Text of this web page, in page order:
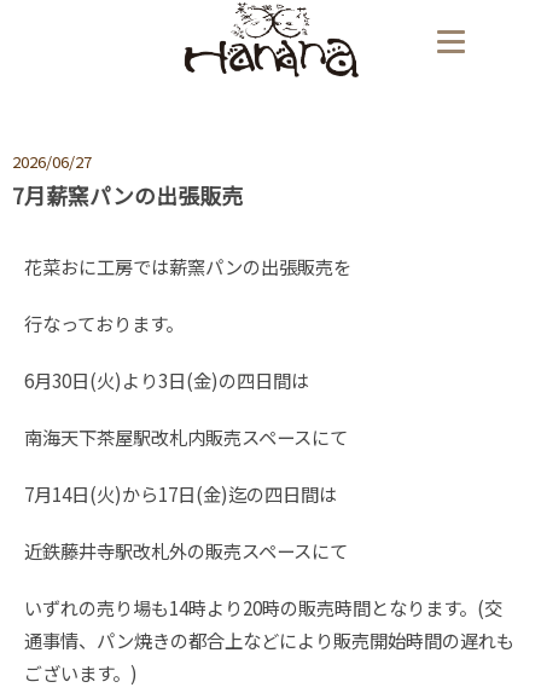
2026/06/27
7月薪窯パンの出張販売
花菜おに工房では薪窯パンの出張販売を
行なっております。
6月30日(火)より3日(金)の四日間は
南海天下茶屋駅改札内販売スペースにて
7月14日(火)から17日(金)迄の四日間は
近鉄藤井寺駅改札外の販売スペースにて
いずれの売り場も14時より20時の販売時間となります。(交
通事情、パン焼きの都合上などにより販売開始時間の遅れも
ございます。)